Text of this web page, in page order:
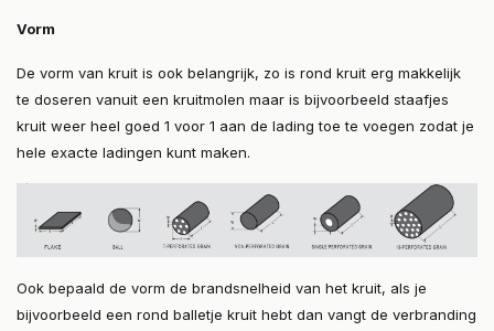
Vorm
De vorm van kruit is ook belangrijk, zo is rond kruit erg makkelijk
te doseren vanuit een kruitmolen maar is bijvoorbeeld staafjes
kruit weer heel goed 1 voor 1 aan de lading toe te voegen zodat je
hele exacte ladingen kunt maken.
Ook bepaald de vorm de brandsnelheid van het kruit, als je
bijvoorbeeld een rond balletje kruit hebt dan vangt de verbranding